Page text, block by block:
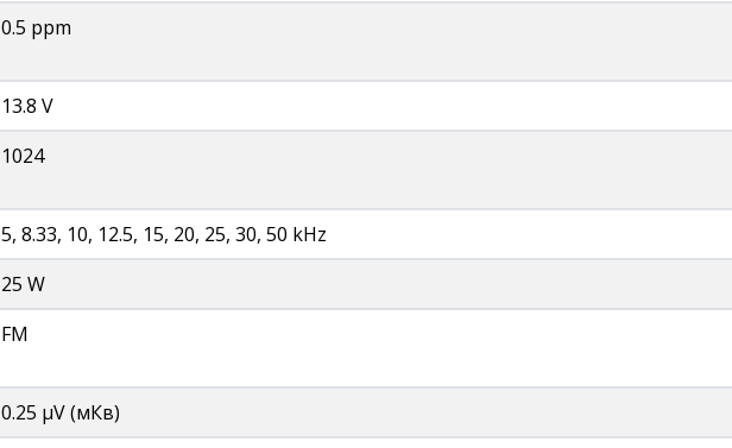
0.5 ppm
13.8 V
1024
5, 8.33, 10, 12.5, 15, 20, 25, 30, 50 kHz
25 W
FМ
0.25 µV (мКв)